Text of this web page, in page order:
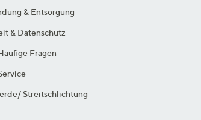
& Entsorgung
& Datenschutz
Fragen
Streitschlichtung